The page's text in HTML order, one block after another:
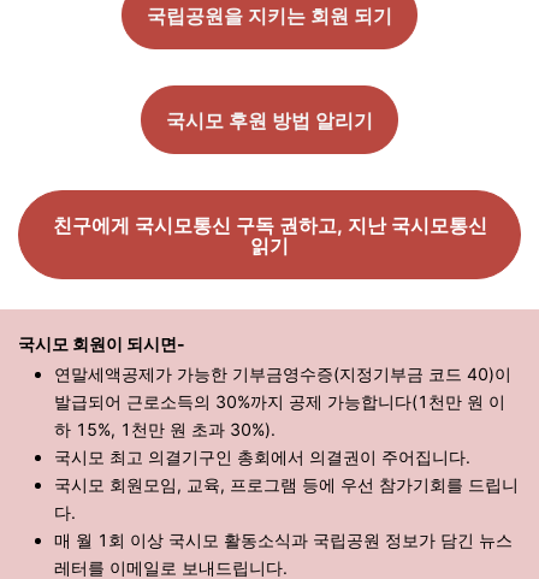
국립공원을 지키는 회원 되기
국시모 후원 방법 알리기
친구에게 국시모통신 구독 권하고, 지난 국시모통신
읽기
국시모 회원이 되시면-
연말세액공제가 가능한 기부금영수증(지정기부금 코드 40)이
발급되어 근로소득의 30%까지 공제 가능합니다(1천만 원 이
하 15%, 1천만 원 초과 30%).
국시모 최고 의결기구인 총회에서 의결권이 주어집니다.
국시모 회원모임, 교육, 프로그램 등에 우선 참가기회를 드립니
다.
매 월 1회 이상 국시모 활동소식과 국립공원 정보가 담긴 뉴스
레터를 이메일로 보내드립니다.